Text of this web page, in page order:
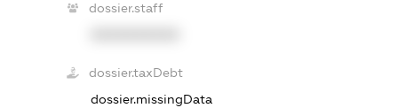
dossier.staff
dossier.taxDebt
dossier.missingData